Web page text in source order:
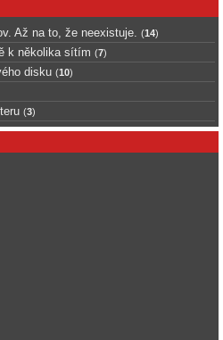
Až na to, že neexistuje. (14)
k několika sítím (7)
disku (10)
(3)